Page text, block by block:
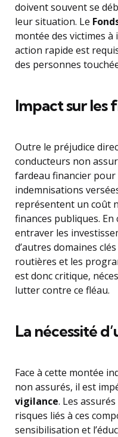
doivent souvent se
leur situation. Le
montée des victimes
action rapide est
des personnes
Impact sur les
Outre le préjudice
conducteurs non
fardeau financier pour
indemnisations
représentent un coût
finances publiques.
entraver les
d’autres domaines
routières et les
est donc critique,
lutter contre ce fléau.
La nécessité
Face à cette montée
non assurés, il est
vigilance. Les
risques liés à ces
sensibilisation et